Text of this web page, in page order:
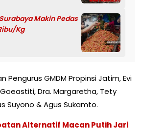
Makin Pedas
Kg
Pengurus GMDM Propinsi Jatim, Evi
Dra. Margaretha, Tety
Suyono & Agus Sukamto.
Alternatif Macan Putih Jari